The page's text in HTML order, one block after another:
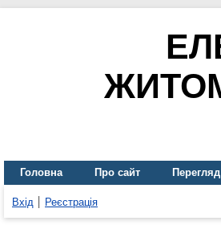
Головна Про сайт Перегляд
Вхід Реєстрація